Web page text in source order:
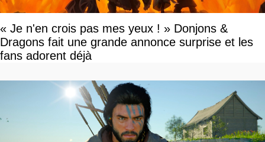
« Je n'en crois pas mes yeux ! » Donjons &
Dragons fait une grande annonce surprise et les
fans adorent déjà